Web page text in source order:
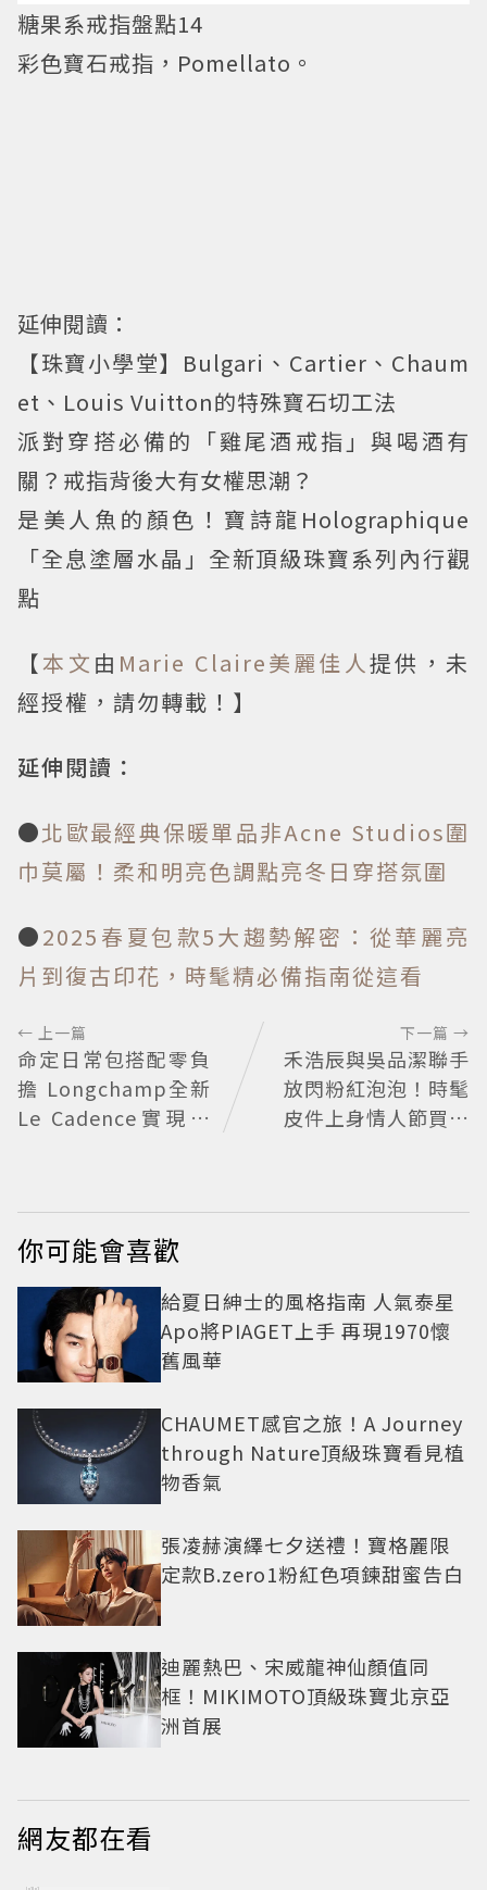
糖果系戒指盤點14
彩色寶石戒指，Pomellato。
延伸閱讀：
【珠寶小學堂】Bulgari、Cartier、Chaum
et、Louis Vuitton的特殊寶石切工法
派對穿搭必備的「雞尾酒戒指」與喝酒有
關？戒指背後大有女權思潮？
是美人魚的顏色！寶詩龍Holographique
「全息塗層水晶」全新頂級珠寶系列內行觀
點
【本文 由 Marie Claire美麗佳人提供，未
經授權，請勿轉載！】
延伸閱讀：
●北歐最經典保暖單品非Acne Studios圍
巾莫屬！柔和明亮色調點亮冬日穿搭氛圍
●2025春夏包款5大趨勢解密：從華麗亮
片到復古印花，時髦精必備指南從這看
← 上一篇
命定日常包搭配零負
擔 Longchamp全新
Le Cadence實現不
下一篇 →
禾浩辰與吳品潔聯手
放閃粉紅泡泡！時髦
皮件上身情人節買物
你可能會喜歡
給夏日紳士的風格指南 人氣泰星
Apo將PIAGET上手 再現1970懷
舊風華
CHAUMET感官之旅！A Journey
through Nature頂級珠寶看見植
物香氣
張凌赫演繹七夕送禮！寶格麗限
定款B.zero1粉紅色項鍊甜蜜告白
迪麗熱巴、宋威龍神仙顏值同
框！MIKIMOTO頂級珠寶北京亞
洲首展
網友都在看